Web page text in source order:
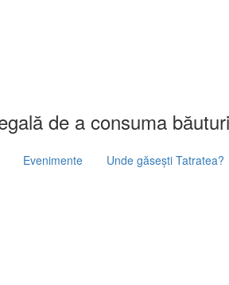
de a consuma
Evenimente Unde găsești Tatratea?